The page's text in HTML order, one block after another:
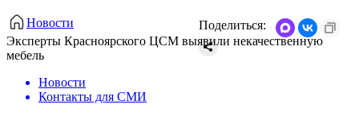
Новости
Эксперты Красноярского ЦСМ выявили некачественную
мебель
Поделиться:
Новости
Контакты для СМИ